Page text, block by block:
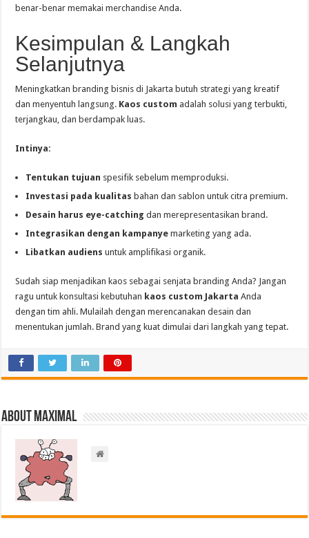
benar-benar memakai merchandise Anda.
Kesimpulan & Langkah
Selanjutnya
Meningkatkan branding bisnis di Jakarta butuh strategi yang kreatif
dan menyentuh langsung. Kaos custom adalah solusi yang terbukti,
terjangkau, dan berdampak luas.
Intinya:
Tentukan tujuan spesifik sebelum memproduksi.
Investasi pada kualitas bahan dan sablon untuk citra premium.
Desain harus eye-catching dan merepresentasikan brand.
Integrasikan dengan kampanye marketing yang ada.
Libatkan audiens untuk amplifikasi organik.
Sudah siap menjadikan kaos sebagai senjata branding Anda? Jangan
ragu untuk konsultasi kebutuhan kaos custom Jakarta Anda
dengan tim ahli. Mulailah dengan merencanakan desain dan
menentukan jumlah. Brand yang kuat dimulai dari langkah yang tepat.
About Maximal